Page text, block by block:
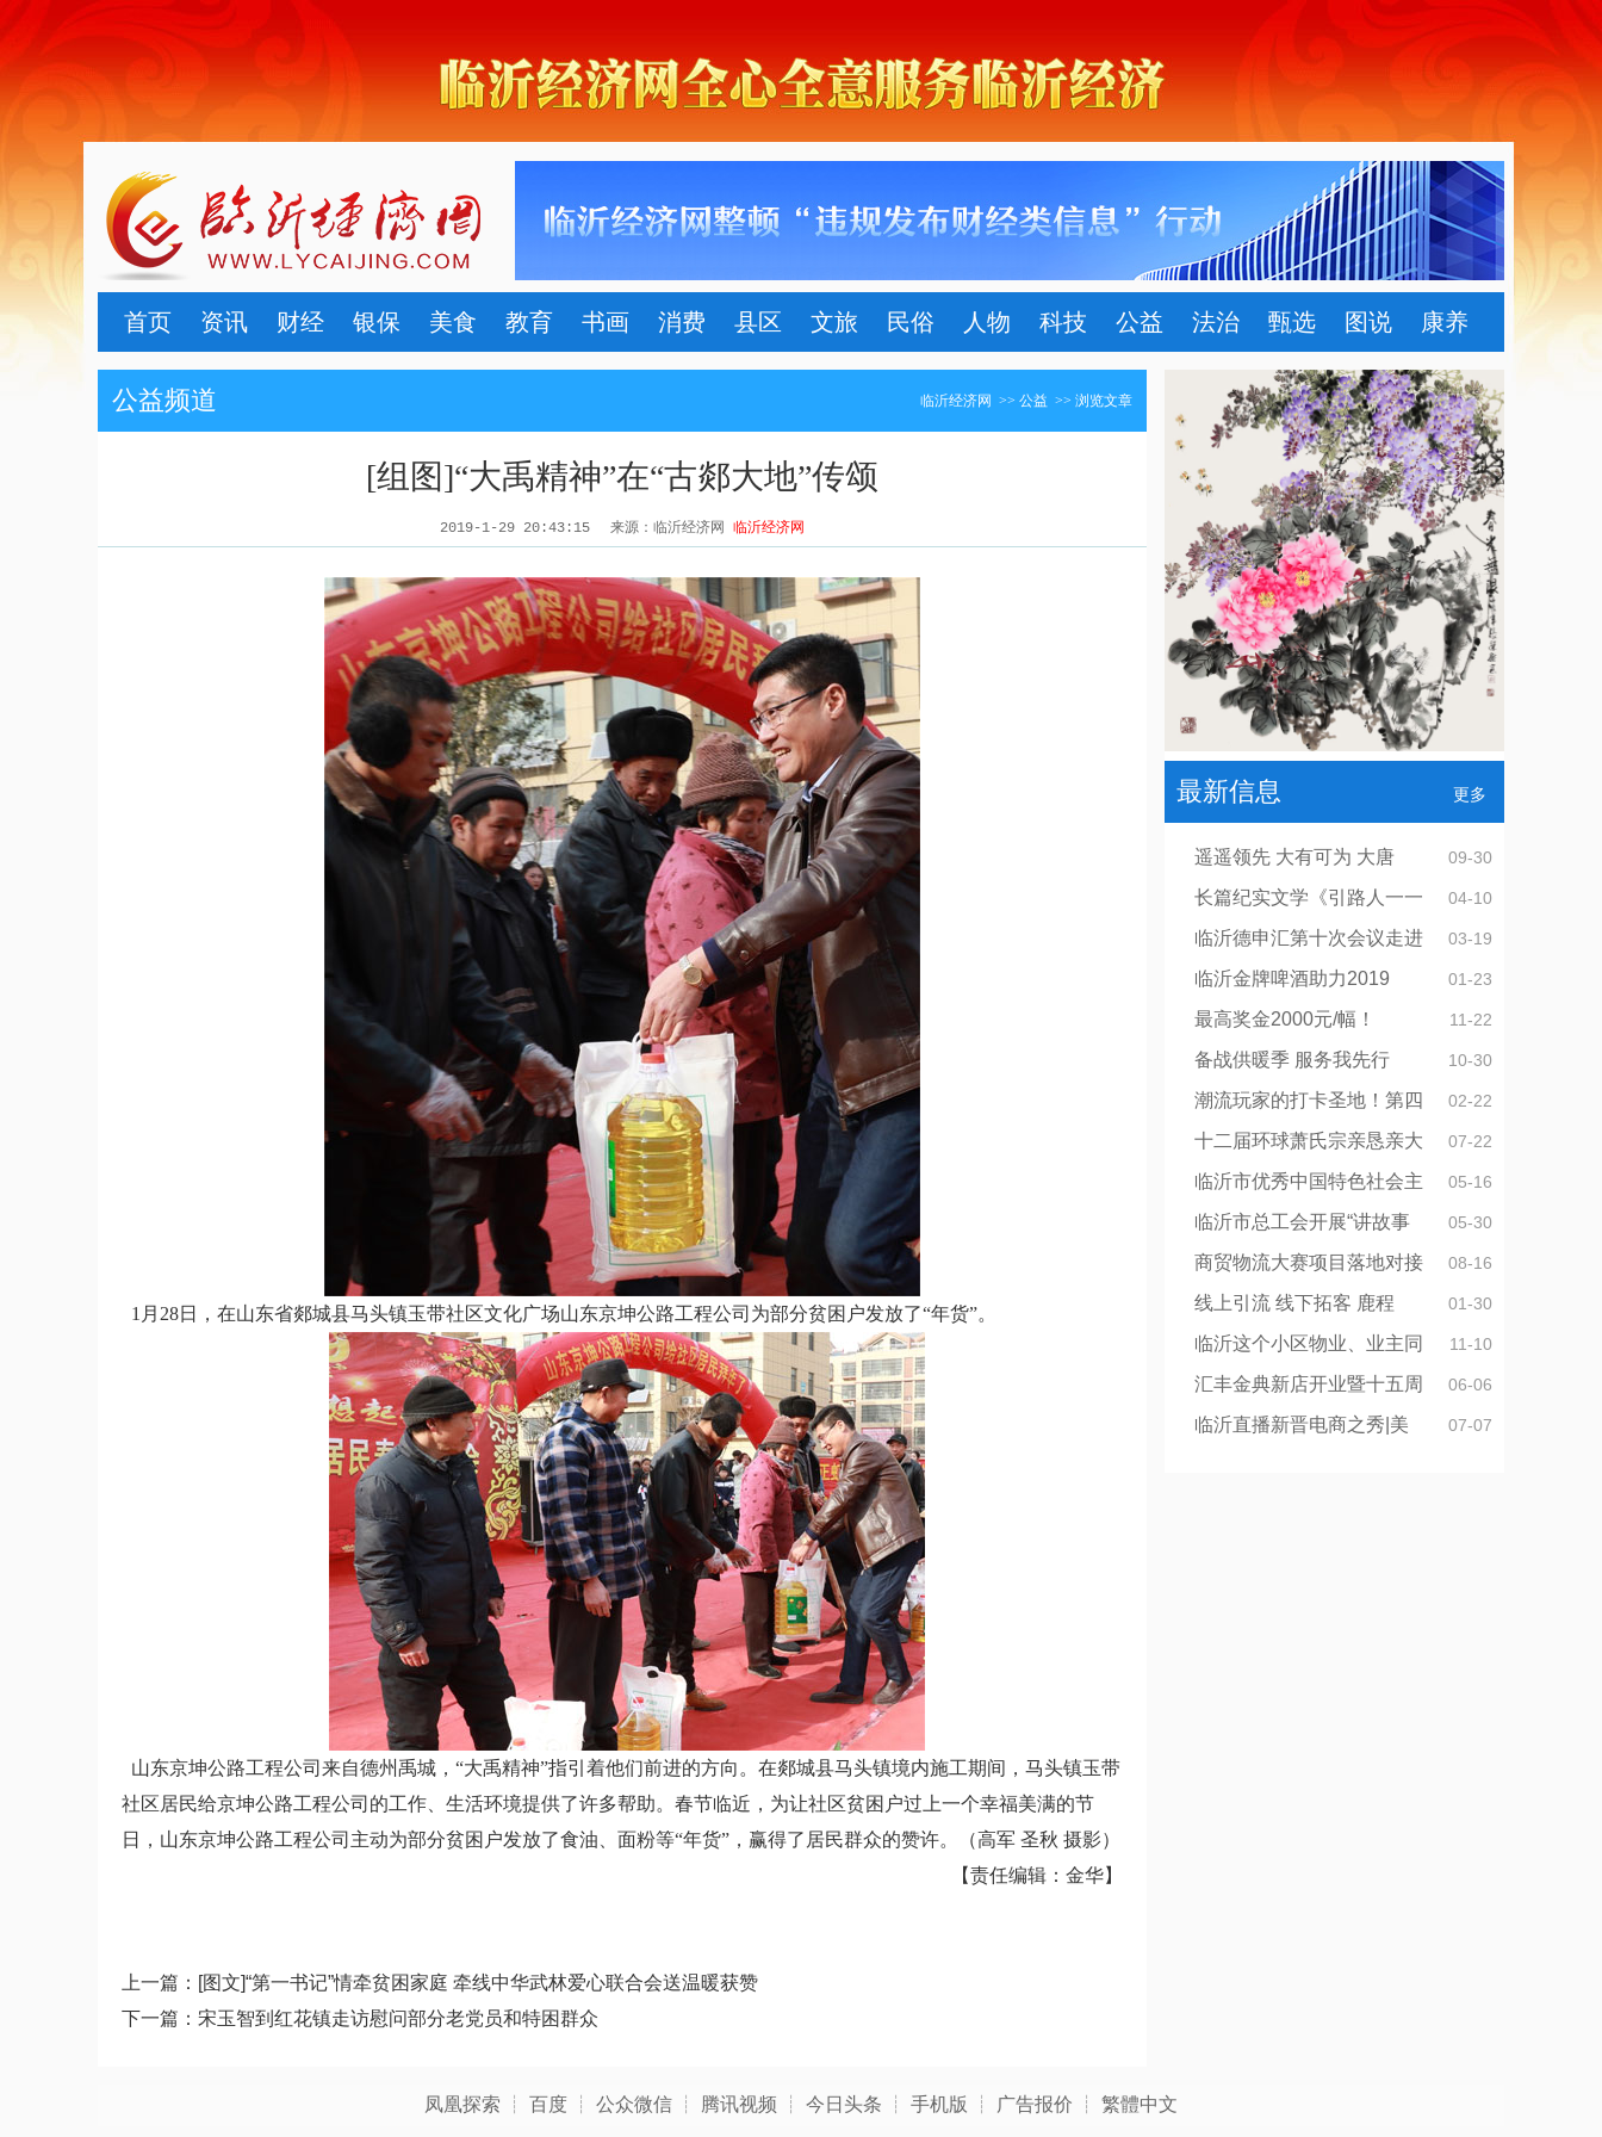
首页 资讯 财经 银保 美食 教育 书画 消费 县区 文旅 民俗 人物 科技 公益 法治 甄选 图说 康养
临沂经济网 >> 公益 >> 浏览文章
公益频道
[组图]“大禹精神”在“古郯大地”传颂
2019-1-29 20:43:15 来源：临沂经济网 临沂经济网
1月28日，在山东省郯城县马头镇玉带社区文化广场山东京坤公路工程公司为部分贫困户发放了“年货”。
山东京坤公路工程公司 来自德州禹城， “大禹精神”指引着他们前进的方向。 在郯城县马头镇境内施工期间，马头镇玉带
社区居民给京坤公路工程公司的工作、生活环境提供了许多帮助。 春节临近，为让社区贫困户过上一个幸福美满的节
日， 山东京坤公路工程公司主动为部分贫困户发放了食油、面粉等“年货”，赢得了居民群众的赞许。（高军 圣秋 摄影）
【责任编辑：金华】
上一篇： [图文]“第一书记”情牵贫困家庭 牵线中华武林爱心联合会送温暖获赞
下一篇： 宋玉智到红花镇走访慰问部分老党员和特困群众
更多
最新信息
09-30
遥遥领先 大有可为 大唐
04-10
长篇纪实文学《引路人一一
03-19
临沂德申汇第十次会议走进
01-23
临沂金牌啤酒助力2019
11-22
最高奖金2000元/幅！
10-30
备战供暖季 服务我先行
02-22
潮流玩家的打卡圣地！第四
07-22
十二届环球萧氏宗亲恳亲大
05-16
临沂市优秀中国特色社会主
05-30
临沂市总工会开展“讲故事
08-16
商贸物流大赛项目落地对接
01-30
线上引流 线下拓客 鹿程
11-10
临沂这个小区物业、业主同
06-06
汇丰金典新店开业暨十五周
07-07
临沂直播新晋电商之秀|美
凤凰探索 ┊ 百度 ┊ 公众微信 ┊ 腾讯视频 ┊ 今日头条 ┊ 手机版 ┊ 广告报价 ┊ 繁體中文